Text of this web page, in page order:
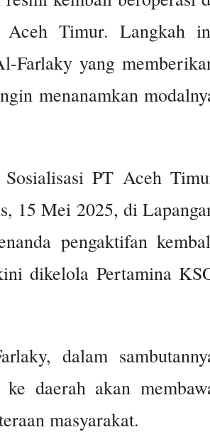
Aceh Timur. Langkah
yang
menanamkan
PT Aceh
15 Mei 2025, di
pengaktifan
dikelola Pertamina
dalam
daerah akan
masyarakat.